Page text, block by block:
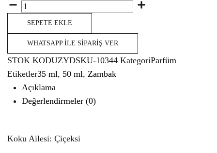
Miktar
SEPETE EKLE
WHATSAPP İLE SIPARIŞ VER
STOK KODUZYDSKU-10344 KategoriParfüm
Etiketler35 ml, 50 ml, Zambak
Açıklama
Değerlendirmeler (0)
Koku Ailesi: Çiçeksi